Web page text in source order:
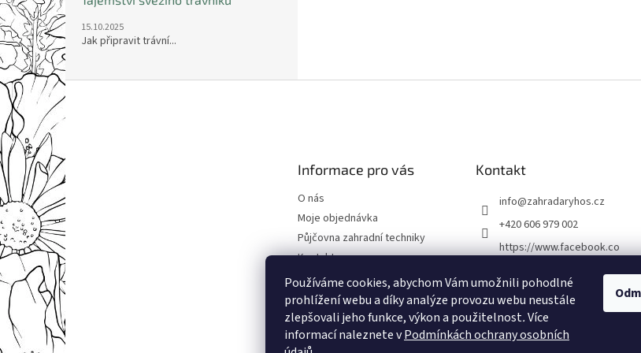
Používáme cookies, abychom Vám umožnili pohodlné
prohlížení webu a díky analýze provozu webu neustále
zlepšovali jeho funkce, výkon a použitelnost.Více
informací naleznete vPodmínkách ochrany osobních
15.10.2025
Jak připravit trávní...
Z
p
a
t
í
Informace pro vás
O nás
Moje objednávka
Půjčovna zahradní techniky
Kontakty
Obchodní podmínky
Podmínky ochrany osobních
údajů
Kontakt
info@zahradaryhos.cz
+420 606 979 002
https://www.facebook.co
zahradaryhos.cz